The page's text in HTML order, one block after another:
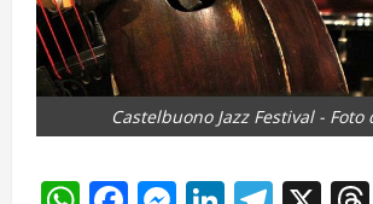
Castelbuono Jazz Festival -